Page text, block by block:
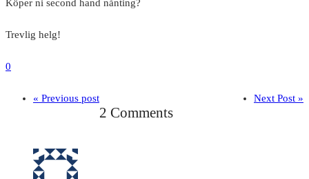
Köper ni second hand nånting?
Trevlig helg!
0
« Previous post Next Post »
2 Comments